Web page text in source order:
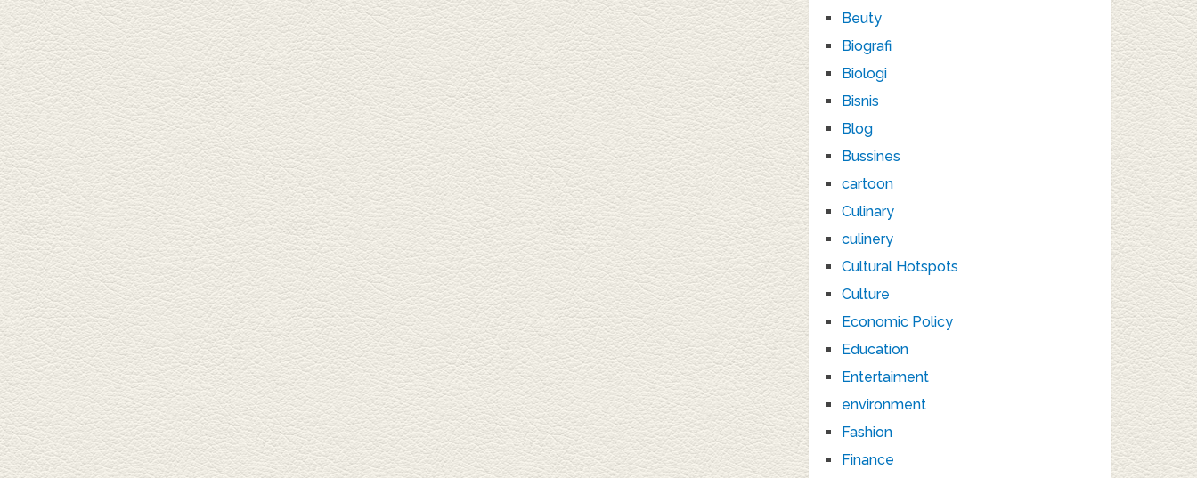
Beuty
Biografi
Biologi
Bisnis
Blog
Bussines
cartoon
Culinary
culinery
Cultural Hotspots
Culture
Economic Policy
Education
Entertaiment
environment
Fashion
Finance